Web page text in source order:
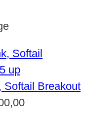
Softail Breakout